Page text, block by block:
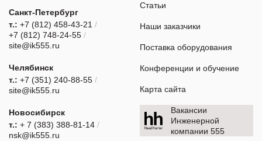
Санкт-Петербург
т.: +7 (812) 458-43-21 /
+7 (812) 748-24-55 /
site@ik555.ru
Челябинск
т.: +7 (351) 240-88-55 /
site@ik555.ru
Новосибирск
т.: + 7 (383) 388-81-14 /
nsk@ik555.ru
Статьи
Наши заказчики
Поставка оборудования
Конференции и обучение
Карта сайта
Вакансии
Инженерной
компании 555